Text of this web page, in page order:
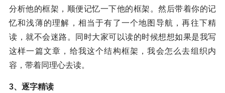
分析他的框架，顺便记忆一下他的框架。然后带着你的记
忆和浅薄的理解，相当于有了一个地图导航，再往下精
读，就不会迷路。同时大家可以读的时候想想如果是我写
这样一篇文章，给我这个结构框架，我会怎么去组织内
容，带着同理心去读。
3、逐字精读